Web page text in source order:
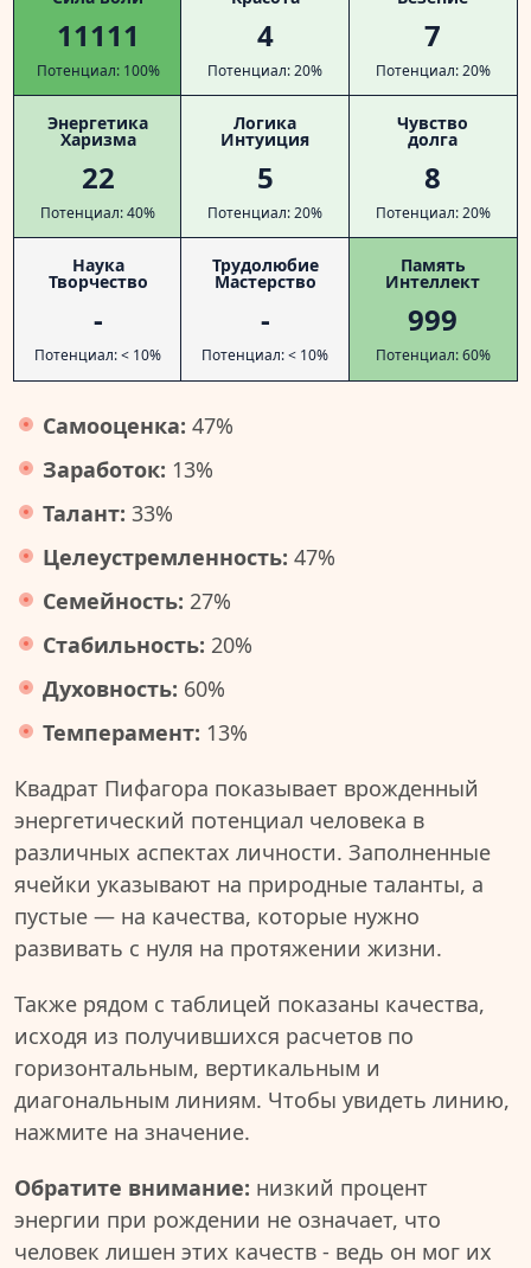
11111
Потенциал: 100%
4
Потенциал: 20%
7
Потенциал: 20%
Энергетика
Харизма
22
Потенциал: 40%
Логика
Интуиция
5
Потенциал: 20%
Чувство
долга
8
Потенциал: 20%
Наука
Творчество
-
Потенциал: < 10%
Трудолюбие
Мастерство
-
Потенциал: < 10%
Память
Интеллект
999
Потенциал: 60%
Самооценка: 47%
Заработок: 13%
Талант: 33%
Целеустремленность: 47%
Семейность: 27%
Стабильность: 20%
Духовность: 60%
Темперамент: 13%
Квадрат Пифагора показывает врожденный
энергетический потенциал человека в
различных аспектах личности. Заполненные
ячейки указывают на природные таланты, а
пустые — на качества, которые нужно
развивать с нуля на протяжении жизни.
Также рядом с таблицей показаны качества,
исходя из получившихся расчетов по
горизонтальным, вертикальным и
диагональным линиям. Чтобы увидеть линию,
нажмите на значение.
Обратите внимание: низкий процент
энергии при рождении не означает, что
человек лишен этих качеств - ведь он мог их